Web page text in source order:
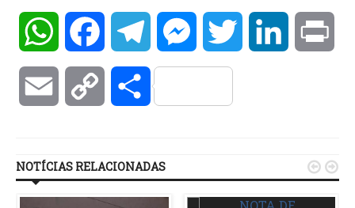
WhatsAppFacebookTelegramMessengerTwitter LinkedIn
Email Copy Compartilhar
NOTÍCIAS RELACIONADAS  